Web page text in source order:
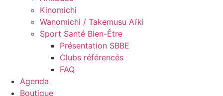
Kinomichi
Wanomichi / Takemusu Aïki
Sport Santé Bien-Être
Présentation SBBE
Clubs référencés
FAQ
Agenda
Boutique